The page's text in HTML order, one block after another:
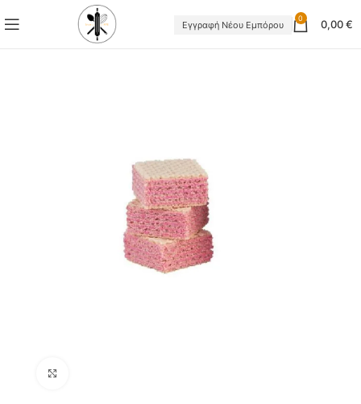
Εγγραφή Νέου Εμπόρου
0 0,00€